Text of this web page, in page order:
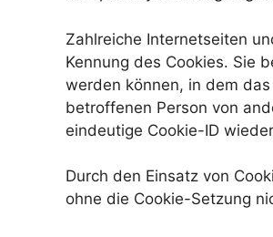
Zahlreiche Internetseiten
Kennung des Cookies. Sie
werden können, in dem
betroffenen Person von
eindeutige Cookie-ID
Durch den Einsatz von
ohne die Cookie-Setzung